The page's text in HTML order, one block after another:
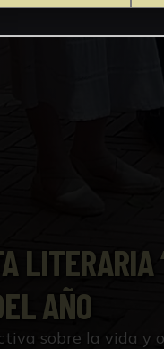
LITERARIA
AÑO
sobre la vida y